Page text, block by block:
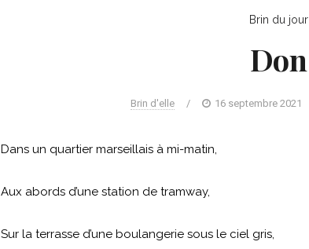
Brin du jour
Don
Brin d'elle / 16 septembre 2021
Dans un quartier marseillais à mi-matin,
Aux abords d’une station de tramway,
Sur la terrasse d’une boulangerie sous le ciel gris,